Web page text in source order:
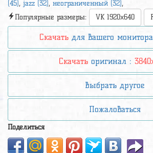
(45), jazz (32), неограниченный (32),
Популярные размеры:
VK 1920x640
Скачать для вашего
Скачать оригинал :
Выбрать другое
Пожаловаться
Поделиться